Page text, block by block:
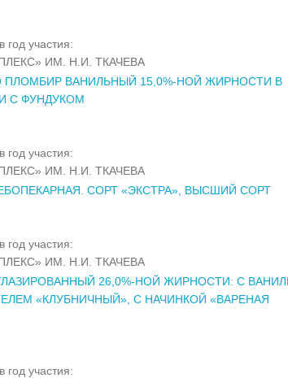
год участия:
ИМ. Н.И. ТКАЧЕВА
ВАНИЛЬНЫЙ 15,0%-НОЙ ЖИРНОСТИ В
С ФУНДУКОМ
год участия:
ИМ. Н.И. ТКАЧЕВА
СОРТ «ЭКСТРА», ВЫСШИЙ СОРТ
год участия:
ИМ. Н.И. ТКАЧЕВА
26,0%-НОЙ ЖИРНОСТИ: С
«КЛУБНИЧНЫЙ», С НАЧИНКОЙ «ВАРЕНАЯ
год участия: